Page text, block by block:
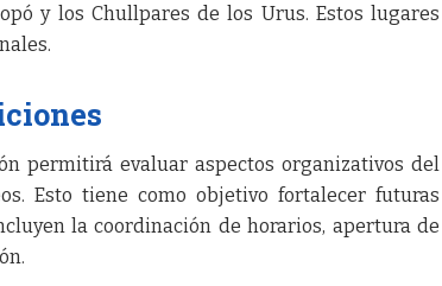
y los Chullpares de los Urus. Estos lugares
permitirá evaluar aspectos organizativos del
Esto tiene como objetivo fortalecer futuras
la coordinación de horarios, apertura de